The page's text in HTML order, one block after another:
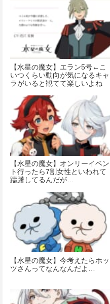
【水星の魔女】エラン5号←こ
いつくらい動向が気になるキャ
ラがいると観てて楽しいよね
【水星の魔女】オンリーイベン
ト行ったら7割女性といわれて
躊躇してるんだが…
【水星の魔女】今考えたらホッ
ツさんってなんなんだよ…